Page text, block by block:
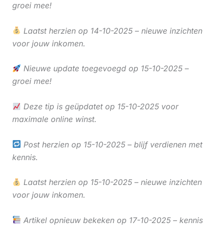
groei mee!
Laatst herzien op 14-10-2025 – nieuwe inzichten
voor jouw inkomen.
Nieuwe update toegevoegd op 15-10-2025 –
groei mee!
Deze tip is geüpdatet op 15-10-2025 voor
maximale online winst.
Post herzien op 15-10-2025 – blijf verdienen met
kennis.
Laatst herzien op 15-10-2025 – nieuwe inzichten
voor jouw inkomen.
Artikel opnieuw bekeken op 17-10-2025 – kennis